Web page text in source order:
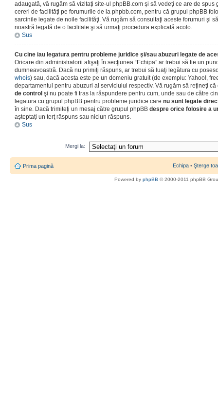
adaugată, vă rugăm să vizitaţi site-ul phpBB.com şi să vedeţi ce are de
cereri de facilităţi pe forumurile de la phpbb.com, pentru că grupul phpBB
sarcinile legate de noile facilităţi. Vă rugăm să consultaţi aceste forumuri şi
noastră legată de o facilitate şi să urmaţi procedura explicată acolo.
Sus
Cu cine iau legatura pentru probleme juridice şi/sau abuzuri legate de
Oricare din administratorii afişaţi în secţiunea “Echipa” ar trebui să fie un
dumneavoastră. Dacă nu primiţi răspuns, ar trebui să luaţi legătura cu
whois) sau, dacă acesta este pe un domeniu gratuit (de exemplu: Yahoo!,
departamentul pentru abuzuri al serviciului respectiv. Vă rugăm să reţineţi
de control şi nu poate fi tras la răspundere pentru cum, unde sau de către
legatura cu grupul phpBB pentru probleme juridice care nu sunt legate
în sine. Dacă trimiteţi un mesaj către grupul phpBB despre orice folosire a
aşteptaţi un terţ răspuns sau niciun răspuns.
Sus
Mergi la:
Prima pagină Echipa • Şterge
Powered by phpBB © 2000-2011 phpBB